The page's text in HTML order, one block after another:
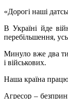
«Дорогі наші
В Україні йде
перебільшення,
Минуло вже два
і військових.
Наша країна
Агресор –